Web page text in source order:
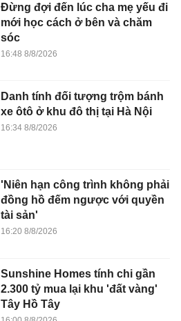
Đừng đợi đến lúc cha mẹ yếu đi
mới học cách ở bên và chăm
sóc
16:48 8/8/2026
Danh tính đối tượng trộm bánh
xe ôtô ở khu đô thị tại Hà Nội
16:34 8/8/2026
'Niên hạn công trình không phải
đồng hồ đếm ngược với quyền
tài sản'
16:20 8/8/2026
Sunshine Homes tính chi gần
2.300 tỷ mua lại khu 'đất vàng'
Tây Hồ Tây